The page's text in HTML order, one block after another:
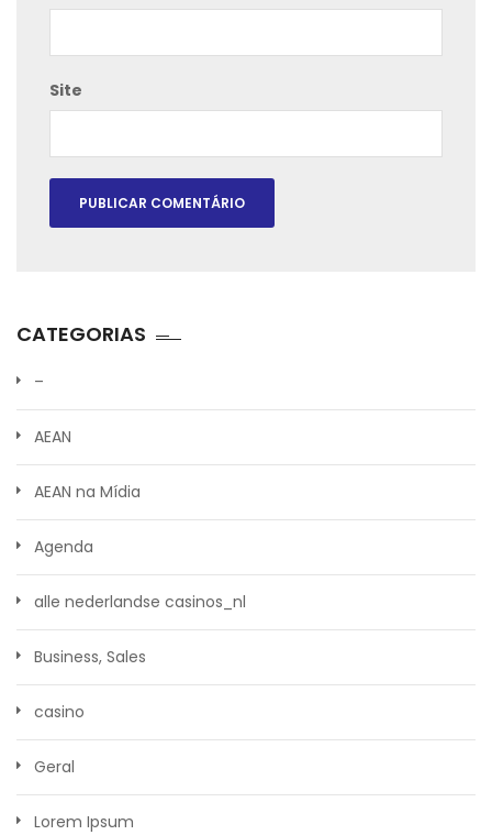
Site
CATEGORIAS
–
AEAN
AEAN na Mídia
Agenda
alle nederlandse casinos_nl
Business, Sales
casino
Geral
Lorem Ipsum